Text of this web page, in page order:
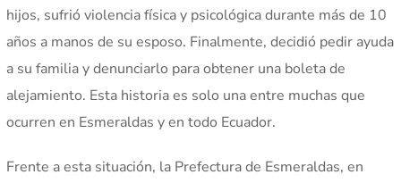
hijos, sufrió violencia física y psicológica durante más de 10
años a manos de su esposo. Finalmente, decidió pedir ayuda
a su familia y denunciarlo para obtener una boleta de
alejamiento. Esta historia es solo una entre muchas que
ocurren en Esmeraldas y en todo Ecuador.
Frente a esta situación, la Prefectura de Esmeraldas, en